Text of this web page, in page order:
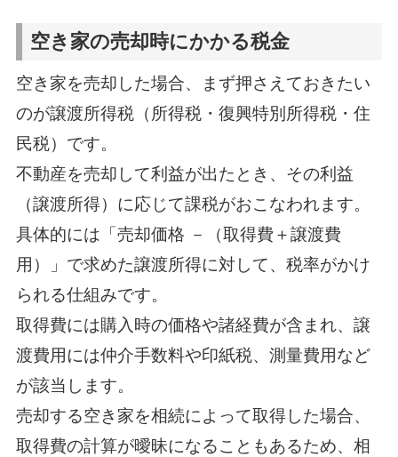
空き家の売却時にかかる税金
空き家を売却した場合、まず押さえておきたい
のが譲渡所得税（所得税・復興特別所得税・住
民税）です。
不動産を売却して利益が出たとき、その利益
（譲渡所得）に応じて課税がおこなわれます。
具体的には「売却価格 －（取得費＋譲渡費
用）」で求めた譲渡所得に対して、税率がかけ
られる仕組みです。
取得費には購入時の価格や諸経費が含まれ、譲
渡費用には仲介手数料や印紙税、測量費用など
が該当します。
売却する空き家を相続によって取得した場合、
取得費の計算が曖昧になることもあるため、相